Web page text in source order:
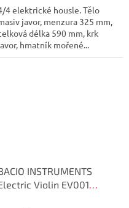
4 elektrické housle. Tělo
javor, menzura 325 mm,
délka 590 mm, krk
hmatník mořené...
INSTRUMENTS
Violin EV001